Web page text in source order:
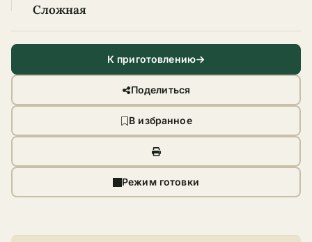
Сложная
К приготовлению
Поделиться
В избранное
Режим готовки